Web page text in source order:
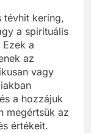
tévhit kering,
a spirituális
a
az
vagy
a hozzájuk
megértsük az
értékeit.